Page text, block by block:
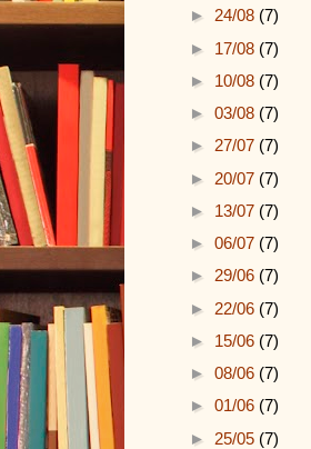
► 24/08 (7)
► 17/08 (7)
► 10/08 (7)
► 03/08 (7)
► 27/07 (7)
► 20/07 (7)
► 13/07 (7)
► 06/07 (7)
► 29/06 (7)
► 22/06 (7)
► 15/06 (7)
► 08/06 (7)
► 01/06 (7)
► 25/05 (7)